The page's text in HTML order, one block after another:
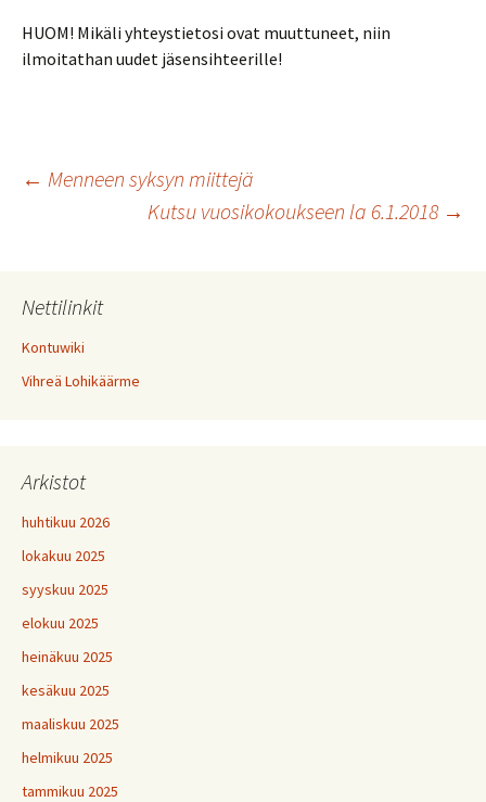
HUOM! Mikäli yhteystietosi ovat muuttuneet, niin
ilmoitathan uudet jäsensihteerille!
Artikkelien
← Menneen syksyn miittejä
Kutsu vuosikokoukseen la 6.1.2018 →
Nettilinkit
Kontuwiki
Vihreä Lohikäärme
Arkistot
huhtikuu 2026
lokakuu 2025
syyskuu 2025
elokuu 2025
heinäkuu 2025
kesäkuu 2025
maaliskuu 2025
helmikuu 2025
tammikuu 2025